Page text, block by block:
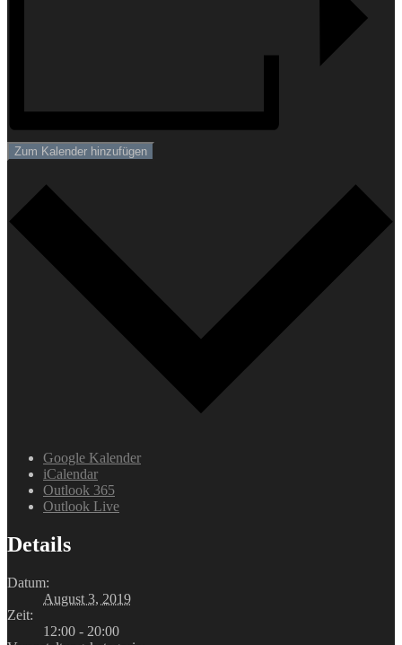
Zum Kalender hinzufügen
Google Kalender
iCalendar
Outlook 365
Outlook Live
Details
Datum:
August 3, 2019
Zeit:
12:00 - 20:00